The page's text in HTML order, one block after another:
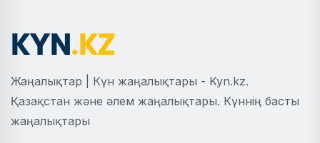
Жаңалықтар | Күн жаңалықтары - Kyn.kz.
Қазақстан және әлем жаңалықтары. Күннің басты
жаңалықтары